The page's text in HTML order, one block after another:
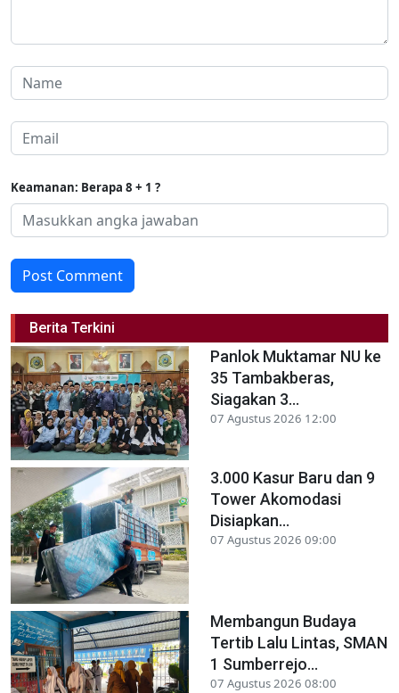
Keamanan: Berapa 8 + 1 ?
Post Comment
Berita Terkini
Panlok Muktamar NU ke
35 Tambakberas,
Siagakan 3...
07 Agustus 2026 12:00
3.000 Kasur Baru dan 9
Tower Akomodasi
Disiapkan...
07 Agustus 2026 09:00
Membangun Budaya
Tertib Lalu Lintas, SMAN
1 Sumberrejo...
07 Agustus 2026 08:00